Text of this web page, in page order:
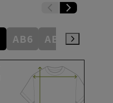
AB6 AB7 AB8